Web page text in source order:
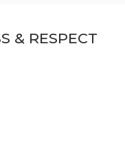
& RESPECT